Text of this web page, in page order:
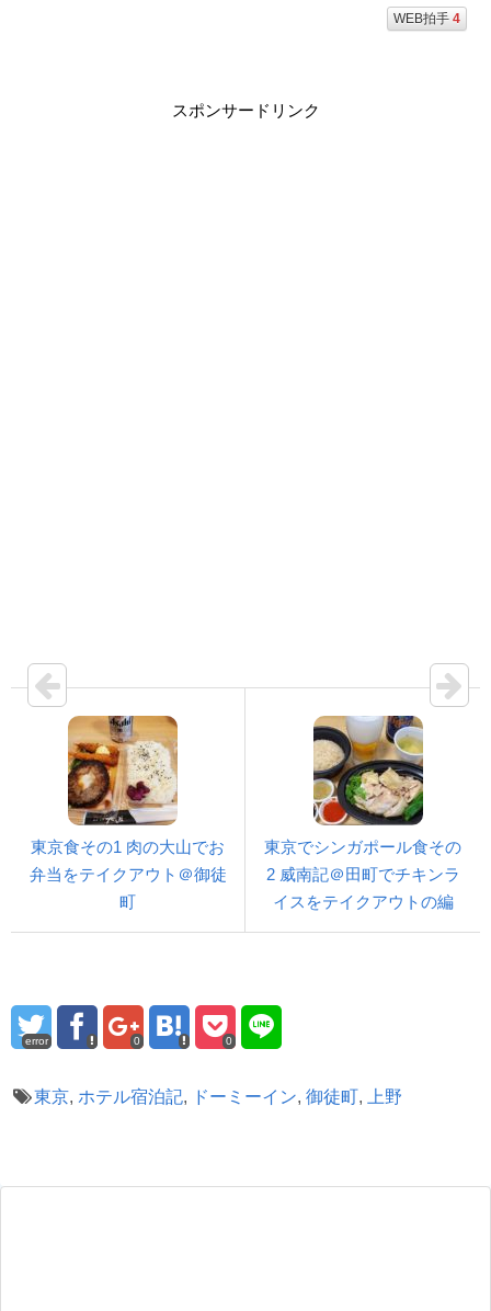
WEB拍手 4
スポンサードリンク
東京食その1 肉の大山でお
弁当をテイクアウト＠御徒
町
東京でシンガポール食その
2 威南記＠田町でチキンラ
イスをテイクアウトの編
error 0 0
東京, ホテル宿泊記, ドーミーイン, 御徒町, 上野